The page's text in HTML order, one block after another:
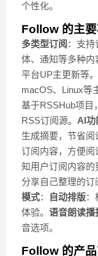
个性化。
Follow 的主
多类型订阅 ：支
体、通知等多种
平台UP主更新等。
macOS、Linux等
基于RSSHub项目
RSS订阅源。 AI功
生成摘要，节省阅
订阅内容，方便阅
知用户订阅内容的
分享自己整理的订
模式： 自动排版：
体验。 语音朗读播
音选项。
Follow 的产品